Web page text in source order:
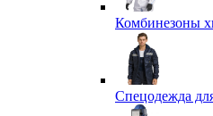
Комбинезоны
Спецодежда